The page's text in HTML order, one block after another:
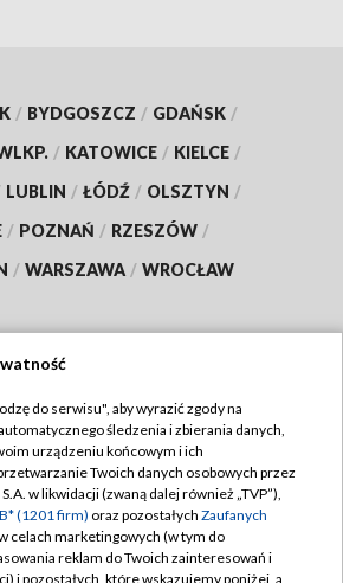
/ BYDGOSZCZ / GDAŃSK /
/ KATOWICE / KIELCE /
LUBLIN / ŁÓDŹ / OLSZTYN /
/ POZNAŃ / RZESZÓW /
/ WARSZAWA / WROCŁAW
TVP
TVP
Regulamin TVP
Polityka prywatności
Moje zgody
do serwisu", aby wyrazić zgody na
śledzenia i zbierania danych,
urządzeniu końcowym i ich
Twoich danych osobowych przez
w likwidacji (zwaną dalej również „TVP”),
(1201 firm) oraz pozostałych Zaufanych
celach marketingowych (w tym do
reklam do Twoich zainteresowań i
i pozostałych, które wskazujemy poniżej, a